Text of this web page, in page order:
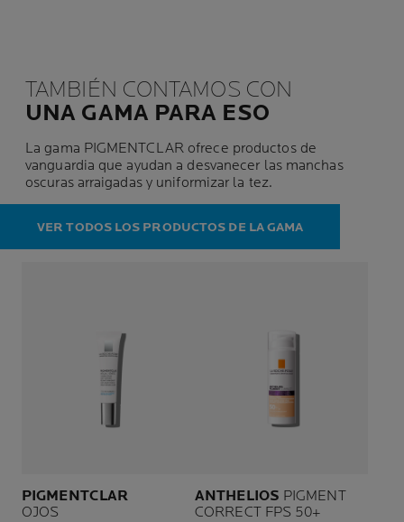
TAMBIÉN CONTAMOS CON
UNA GAMA PARA ESO
La gama PIGMENTCLAR ofrece productos de
vanguardia que ayudan a desvanecer las manchas
oscuras arraigadas y uniformizar la tez.
VER TODOS LOS PRODUCTOS DE LA GAMA
PIGMENTCLAR
OJOS
ANTHELIOS PIGMENT
CORRECT FPS 50+